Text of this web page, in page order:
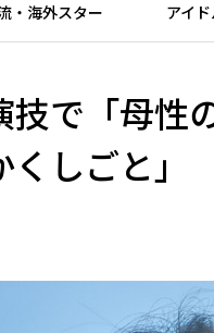
・海外スター アイ
技で「母性
しごと」